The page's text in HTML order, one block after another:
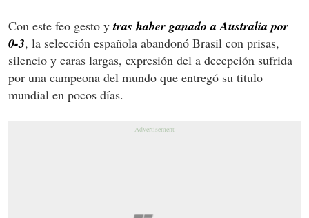
Con este feo gesto ytras haber ganado a Australia por
0-3, la selección española abandonó Brasil con prisas,
silencio y caras largas, expresión del a decepción sufrida
por una campeona del mundo que entregó su titulo
mundial en pocos días.